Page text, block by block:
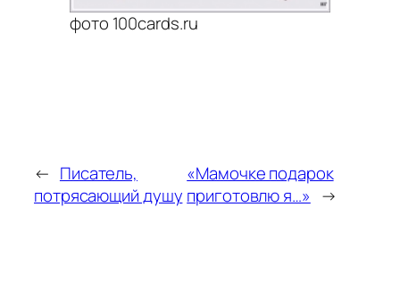
фото 100cards.ru
← Писатель,
потрясающий душу
«Мамочке подарок
приготовлю я…» →